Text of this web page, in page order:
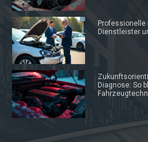
Dienstleister
Diagnose: So